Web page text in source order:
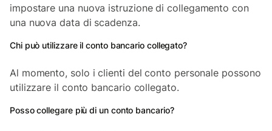
impostare una nuova istruzione di collegamento con
una nuova data di scadenza.
Chi può utilizzare il conto bancario collegato?
Al momento, solo i clienti del conto personale possono
utilizzare il conto bancario collegato.
Posso collegare più di un conto bancario?